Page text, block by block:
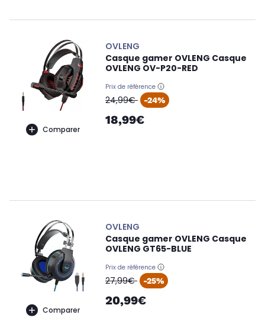
Comparer
OVLENG
Casque gamer OVLENG Casque
OVLENG OV-P20-RED
Prix de référence
oldPrice
24,99€ -24%
18,99€
Comparer
OVLENG
Casque gamer OVLENG Casque
OVLENG GT65-BLUE
Prix de référence
oldPrice
27,99€ -25%
20,99€